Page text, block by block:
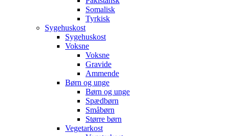
Somalisk
Tyrkisk
Sygehuskost
Sygehuskost
Voksne
Voksne
Gravide
Ammende
Børn og unge
Børn og unge
Spædbørn
Småbørn
Større børn
Vegetarkost